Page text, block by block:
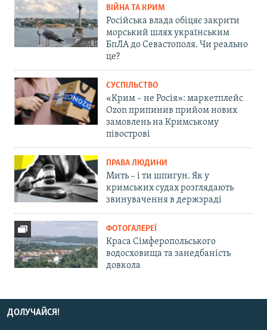
ВІЙНА ТА КРИМ
Російська влада обіцяє закрити
морський шлях українським
БпЛА до Севастополя. Чи реально
це?
СУСПІЛЬСТВО
«Крим – не Росія»: маркетплейс
Ozon припинив прийом нових
замовлень на Кримському
півострові
ПРАВА ЛЮДИНИ
Мить – і ти шпигун. Як у
кримських судах розглядають
звинувачення в держзраді
ФОТОГАЛЕРЕЇ
Краса Сімферопольського
водосховища та занедбаність
довкола
ДОЛУЧАЙСЯ!